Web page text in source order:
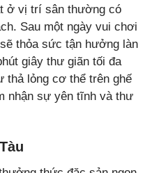
ở vị trí sân thường có
Sau một ngày vui chơi
thỏa sức tận hưởng làn
giây thư giãn tối đa
thả lỏng cơ thể trên ghế
nhận sự yên tĩnh và thư